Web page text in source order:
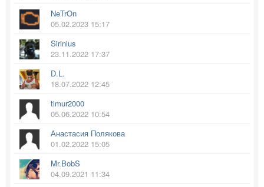
NeTrOn
05.02.2023 15:17
Sirinius
23.11.2022 17:37
D.L.
18.07.2022 12:45
timur2000
05.06.2022 10:54
Анастасия Полякова
01.02.2022 15:05
Mr.BobS
04.09.2021 11:34